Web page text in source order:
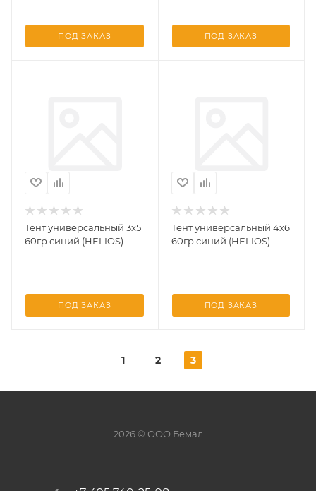
ПОД ЗАКАЗ ПОД ЗАКАЗ
Тент универсальный 3х5
60гр синий (HELIOS)
ПОД ЗАКАЗ
Тент универсальный 4х6
60гр синий (HELIOS)
ПОД ЗАКАЗ
1 2 3
2026 © ООО Бемал